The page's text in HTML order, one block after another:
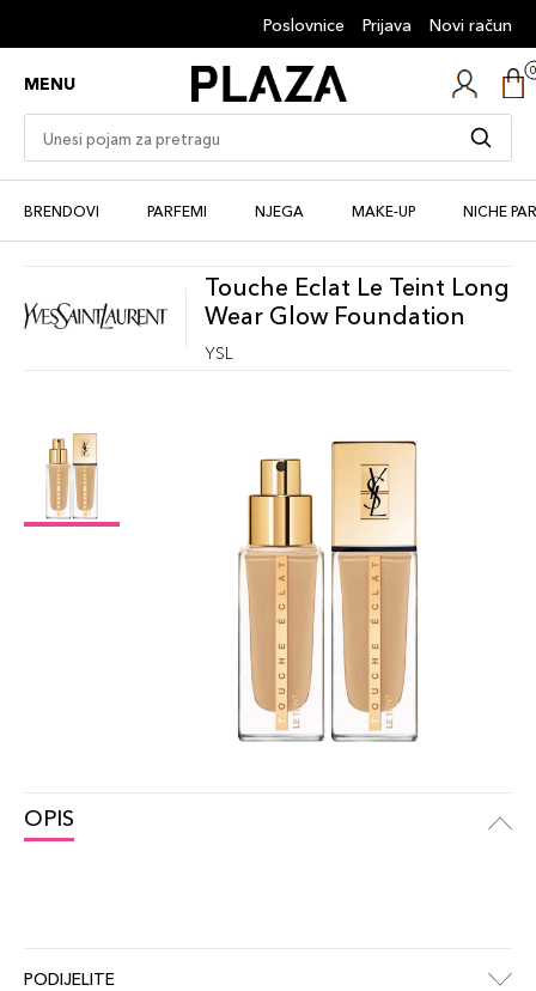
Poslovnice Prijava Novi račun
MENU
BRENDOVI PARFEMI NJEGA MAKE-UP NICHE
Touche Eclat Le Teint Long
Wear Glow Foundation
YSL
OPIS
PODIJELITE